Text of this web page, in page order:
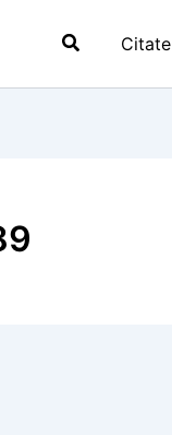
SearchCitate